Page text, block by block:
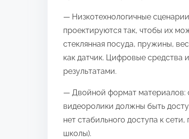
— Низкотехнологичные
проектируются так, чтобы их
стеклянная посуда, пружины,
как датчик. Цифровые средства
результатами.
— Двойной формат материалов:
видеоролики должны быть
нет стабильного доступа к
школы).